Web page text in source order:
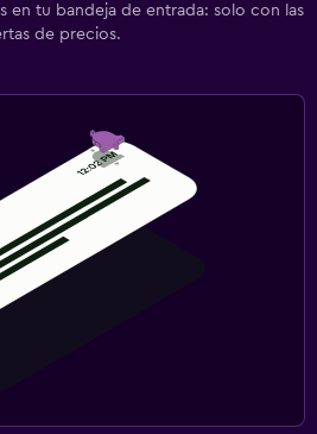
en tu bandeja de entrada: solo con las
de precios.